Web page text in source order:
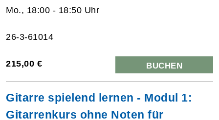
Mo., 18:00 - 18:50 Uhr
26-3-61014
215,00 € BUCHEN
Gitarre spielend lernen - Modul 1:
Gitarrenkurs ohne Noten für